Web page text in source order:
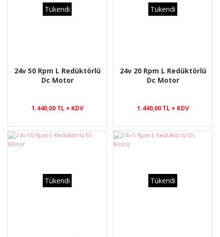
Tükendi
24v 50 Rpm L Redüktörlü
Dc Motor
1.440,00 TL + KDV
Tükendi
24v 20 Rpm L Redüktörlü
Dc Motor
1.440,00 TL + KDV
Tükendi Tükendi